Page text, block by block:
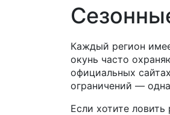
Каждый регион
окунь часто
официальных
ограничений —
Если хотите